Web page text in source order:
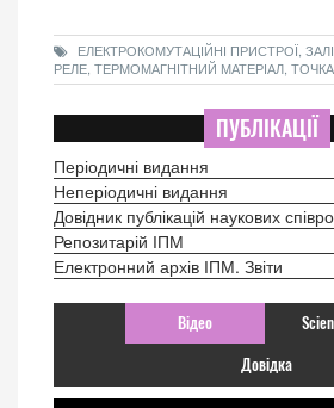
ЕЛЕКТРОКОМУТАЦІЙНІ ПРИСТРОЇ,
РЕЛЕ, ТЕРМОМАГНІТНИЙ МАТЕРІАЛ,
ПУБЛІКАЦІЇ
Періодичні видання
Неперіодичні видання
Довідник публікацій наукових
Репозитарій ІПМ
Електронний архів ІПМ. Звіти
Відео
Довідка